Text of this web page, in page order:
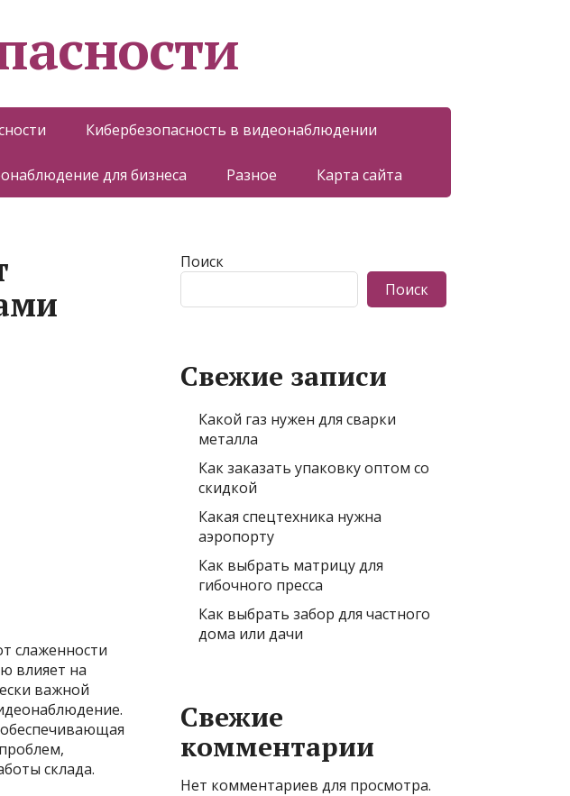
Кибербезопасность в видеонаблюдении
для бизнеса Разное Карта сайта
слаженности
влияет на
важной
склада.
Поиск
Поиск
Свежие записи
Какой газ нужен для сварки
металла
Как заказать упаковку оптом со
скидкой
Какая спецтехника нужна
аэропорту
Как выбрать матрицу для
гибочного пресса
Как выбрать забор для частного
дома или дачи
Свежие
комментарии
Нет комментариев для просмотра.